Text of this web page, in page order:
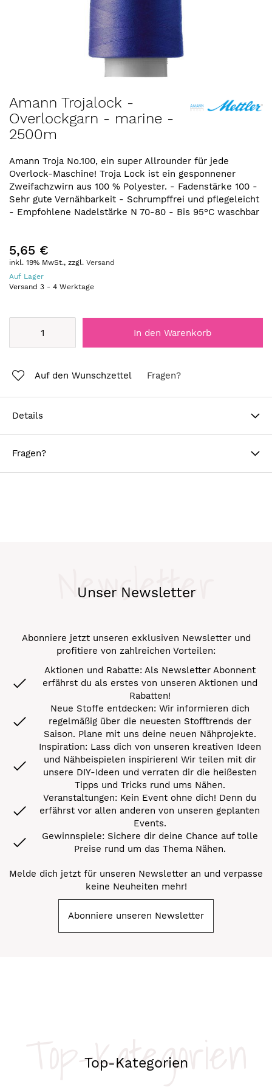
Anfang
der
Bildergalerie
Amann Trojalock -
Overlockgarn - marine -
2500m
Amann Troja No.100, ein super Allrounder für jede
Overlock-Maschine! Troja Lock ist ein gesponnener
Zweifachzwirn aus 100 % Polyester. - Fadenstärke 100 -
Sehr gute Vernähbarkeit - Schrumpffrei und pflegeleicht
- Empfohlene Nadelstärke N 70-80 - Bis 95°C waschbar
5,65 €
inkl. 19% MwSt., zzgl. Versand
Auf Lager
Versand 3 - 4 Werktage
In den Warenkorb
Auf den Wunschzettel Fragen?
Details
Fragen?
Unser Newsletter
Newsletter
Abonniere jetzt unseren exklusiven Newsletter und
profitiere von zahlreichen Vorteilen:
Aktionen und Rabatte: Als Newsletter Abonnent
erfährst du als erstes von unseren Aktionen und
Rabatten!
Neue Stoffe entdecken: Wir informieren dich
regelmäßig über die neuesten Stofftrends der
Saison. Plane mit uns deine neuen Nähprojekte.
Inspiration: Lass dich von unseren kreativen Ideen
und Nähbeispielen inspirieren! Wir teilen mit dir
unsere DIY-Ideen und verraten dir die heißesten
Tipps und Tricks rund ums Nähen.
Veranstaltungen: Kein Event ohne dich! Denn du
erfährst vor allen anderen von unseren geplanten
Events.
Gewinnspiele: Sichere dir deine Chance auf tolle
Preise rund um das Thema Nähen.
Melde dich jetzt für unseren Newsletter an und verpasse
keine Neuheiten mehr!
Abonniere unseren Newsletter
Top-Kategorien
Top-Kategorien